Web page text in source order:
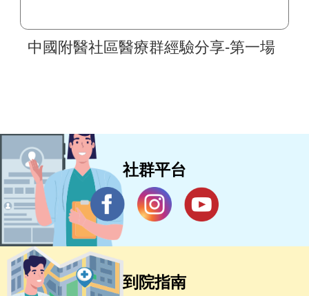
中國附醫社區醫療群經驗分享-第一場
社群平台
到院指南